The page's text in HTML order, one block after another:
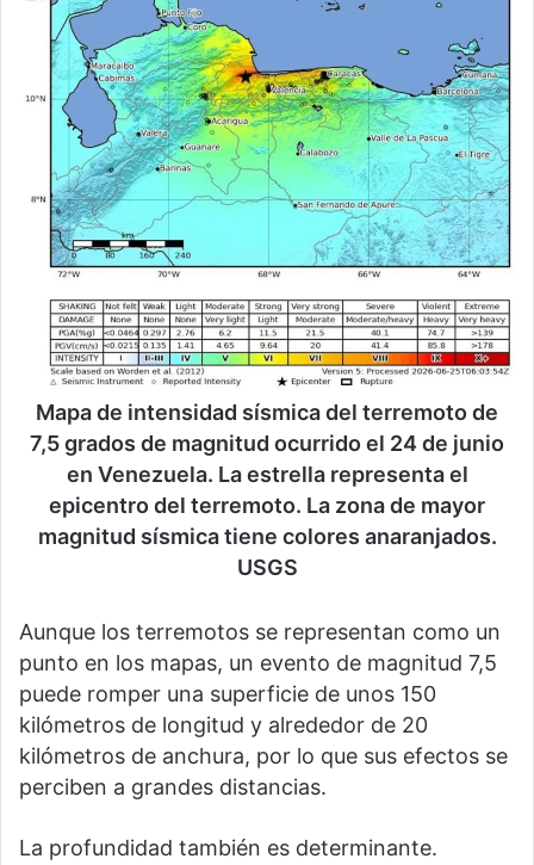
Mapa de intensidad sísmica del terremoto de
7,5 grados de magnitud ocurrido el 24 de junio
en Venezuela. La estrella representa el
epicentro del terremoto. La zona de mayor
magnitud sísmica tiene colores anaranjados.
USGS
Aunque los terremotos se representan como un
punto en los mapas, un evento de magnitud 7,5
puede romper una superficie de unos 150
kilómetros de longitud y alrededor de 20
kilómetros de anchura, por lo que sus efectos se
perciben a grandes distancias.
La profundidad también es determinante.